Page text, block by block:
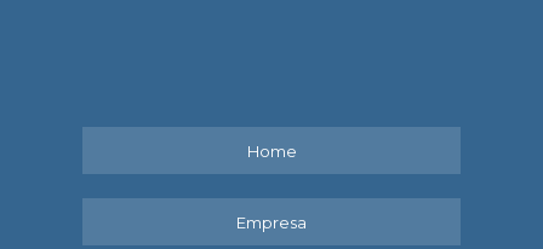
Home
Empresa